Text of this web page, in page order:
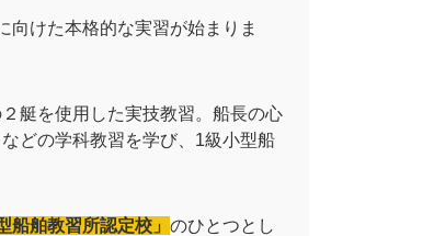
向けた本格的な実習が始まりま
艇を使用した実技教習。船長の心
どの学科教習を学び、1級小型船
舶教習所認定校」 のひとつとし